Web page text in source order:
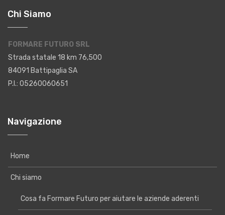
Chi Siamo
FORMARE FUTURO SRL
Strada statale 18 km 76,500
84091 Battipaglia SA
P.I.: 05260060651
Navigazione
Home
Chi siamo
Cosa fa Formare Futuro per aiutare le aziende aderenti